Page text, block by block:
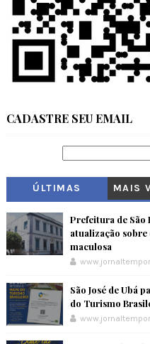
CADASTRE SEU EMAIL
ÚLTIMAS MAIS
Prefeitura de São
atualização sobre
maculosa
São José de Ubá
do Turismo